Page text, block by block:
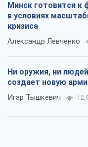
Минск готовится к
в условиях
кризиса
Александр Левченко
Ни оружия, ни
создает новую
Игар Тышкевич